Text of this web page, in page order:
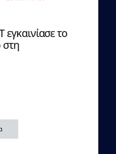
εγκαινίασε το
στη